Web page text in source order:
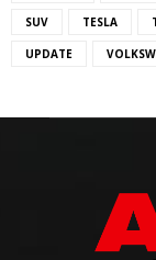
SUV TESLA
UPDATE